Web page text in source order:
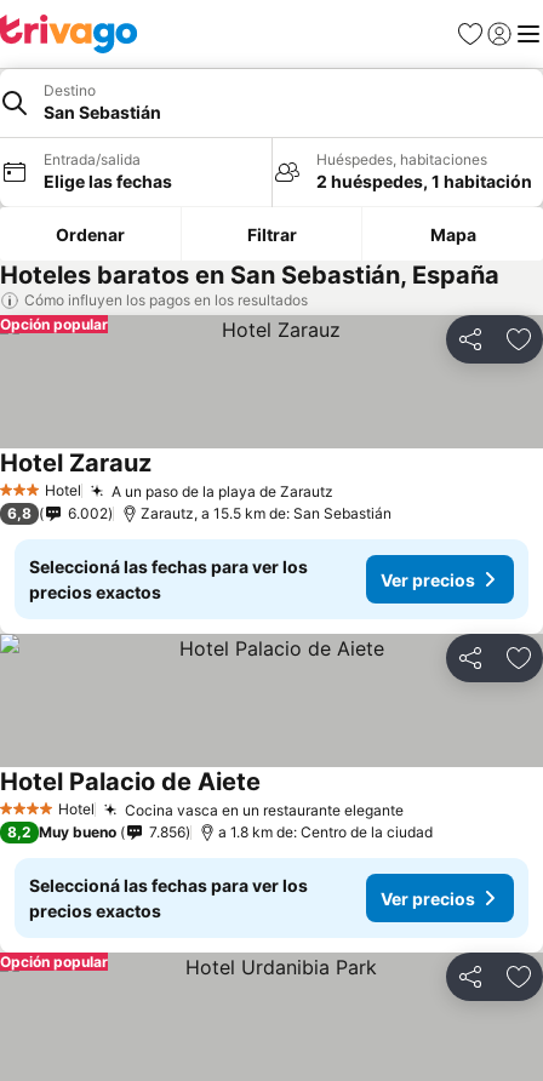
Favoritos
Iniciar
Destino
San Sebastián
Entrada/salida
Elige las fechas
Huéspedes, habitaciones
2 huéspedes, 1 habitación
Ordenar Filtrar Mapa
Hoteles baratos en San Sebastián, España
Cómo influyen los pagos en los resultados
Compartir
Opción popular
3 Estrellas
Hotel A un paso de la playa de Zarautz
Hotel Zarauz
6,8 6.002 Zarautz, a 15.5 km de: San Sebastián
Seleccioná las fechas para ver los
precios exactos
Ver precios
Compartir
4 EstrellasHotel Cocina vasca en un restaurante elegante
Hotel Palacio de Aiete
8,2 Muy bueno 7.856 a 1.8 km de: Centro de la ciudad
Seleccioná las fechas para ver los
precios exactos
Ver precios
Compartir
Opción popular